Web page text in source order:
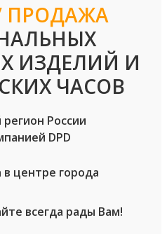
ПРОДАЖА
ИЗДЕЛИЙ И
ЧАСОВ
России
DPD
центре города
всегда рады Вам!